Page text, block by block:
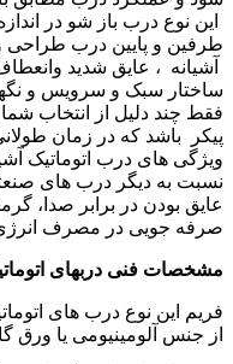
این نوع درب باز شو در
طرفین و پایین درب طراحی
آشیانه ، عایق شدید
ساختار سبک و سرویس و
فقط چند دلیل از انتخاب
پیکر باشد که در زمان
ویژگی های درب اتوماتیک
نسبت به دیگر درب های
عایق بودن در برابر صدا،
صرفه جویی در مصرف
مشخصات فنی دربهای
فریم این نوع درب های
از جنس آلومینیومی یا ورق